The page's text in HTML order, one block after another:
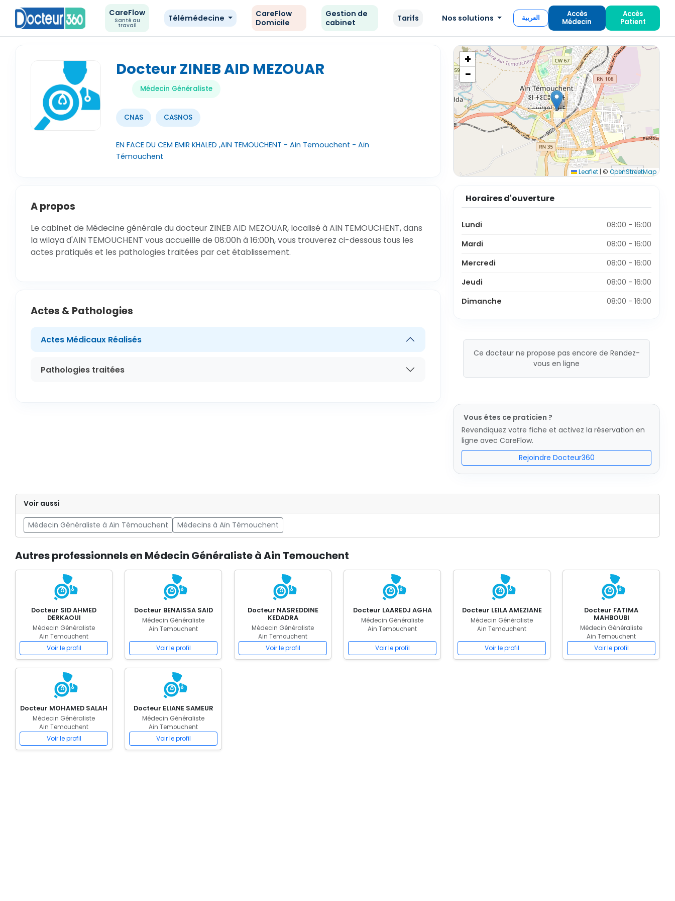
CareFlow
Santé au
travail
Télémédecine
CareFlow
Domicile
Gestion de
cabinet
Tarifs Nos solutions العربية
Accès
Médecin
Accès
Patient
Docteur ZINEB AID MEZOUAR
Médecin Généraliste
CNAS CASNOS
EN FACE DU CEM EMIR KHALED ,AIN TEMOUCHENT - Ain Temouchent - Aïn
Témouchent
+
−
Leaflet | © OpenStreetMap
A propos
Le cabinet de Médecine générale du docteur ZINEB AID MEZOUAR, localisé à AIN TEMOUCHENT, dans
la wilaya d'AIN TEMOUCHENT vous accueille de 08:00h à 16:00h, vous trouverez ci-dessous tous les
actes pratiqués et les pathologies traitées par cet établissement.
Actes & Pathologies
Actes Médicaux Réalisés
Pathologies traitées
Horaires d'ouverture
Lundi
08:00 - 16:00
Mardi
08:00 - 16:00
Mercredi
08:00 - 16:00
Jeudi
08:00 - 16:00
Dimanche
08:00 - 16:00
Ce docteur ne propose pas encore de Rendez-
vous en ligne
Vous êtes ce praticien ?
Revendiquez votre fiche et activez la réservation en
ligne avec CareFlow.
Rejoindre Docteur360
Voir aussi
Médecin Généraliste à Aïn Témouchent Médecins à Aïn Témouchent
Autres professionnels en Médecin Généraliste à Ain Temouchent
Docteur SID AHMED
DERKAOUI
Médecin Généraliste
Ain Temouchent
Voir le profil
Docteur BENAISSA SAID
Médecin Généraliste
Ain Temouchent
Voir le profil
Docteur NASREDDINE
KEDADRA
Médecin Généraliste
Ain Temouchent
Voir le profil
Docteur LAAREDJ AGHA
Médecin Généraliste
Ain Temouchent
Voir le profil
Docteur LEILA AMEZIANE
Médecin Généraliste
Ain Temouchent
Voir le profil
Docteur FATIMA
MAHBOUBI
Médecin Généraliste
Ain Temouchent
Voir le profil
Docteur MOHAMED SALAH
Médecin Généraliste
Ain Temouchent
Voir le profil
Docteur ELIANE SAMEUR
Médecin Généraliste
Ain Temouchent
Voir le profil